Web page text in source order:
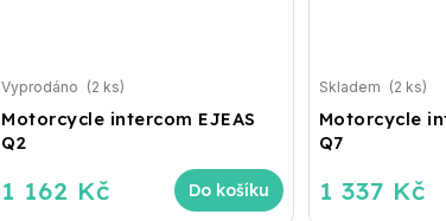
Motorcycle intercom EJEAS
Q2
Vyprodáno (2 ks)
1 162 Kč Do košíku
Motorcycle
Q7
Skladem (2 ks)
1 337 Kč